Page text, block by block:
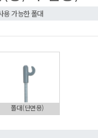
용 가능한 폴대
폴대(단면용)